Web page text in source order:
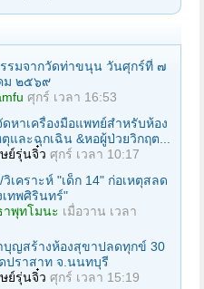
รรมจากวัดท่าขนุน วันศุกร์ที่ ๗
ม ๒๕๖๙
ศุกร์ เวลา 16:53
ดหาเครื่องมือแพทย์สำหรับห้อง
และฉุกเฉิน &หอผู้ป่วยวิกฤต...
ย์รุ่นจิ๋ว ศุกร์ เวลา 10:17
เคราะห์ "เด็ก 14" ก่อเหตุสลด
เทพศิรินทร์"
าพุทโมนะ เมื่อวาน เวลา
บุญสร้างห้องสุขาปลดทุกข์ 30
ปราสาท จ.นนทบุรี
ย์รุ่นจิ๋ว ศุกร์ เวลา 15:19